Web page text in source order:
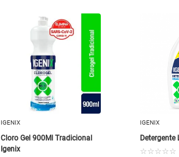
IGENIX
Cloro Gel 900Ml Tradicional
Igenix
IGENIX
Detergente
☆ ☆ ☆ ☆ ☆